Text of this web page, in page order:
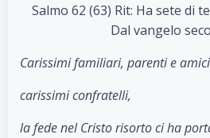
Salmo 62 (63) Rit: Ha sete di
Dal vangelo
Carissimi familiari, parenti e
carissimi confratelli,
la fede nel Cristo risorto ci ha